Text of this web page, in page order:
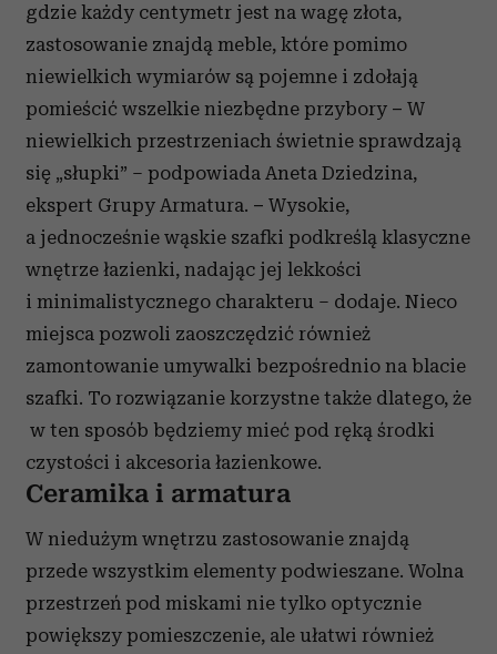
gdzie każdy centymetr jest na wagę złota,
zastosowanie znajdą meble, które pomimo
niewielkich wymiarów są pojemne i zdołają
pomieścić wszelkie niezbędne przybory – W
niewielkich przestrzeniach świetnie sprawdzają
się „słupki” – podpowiada Aneta Dziedzina,
ekspert Grupy Armatura. – Wysokie,
a jednocześnie wąskie szafki podkreślą klasyczne
wnętrze łazienki, nadając jej lekkości
i minimalistycznego charakteru – dodaje. Nieco
miejsca pozwoli zaoszczędzić również
zamontowanie umywalki bezpośrednio na blacie
szafki. To rozwiązanie korzystne także dlatego, że
w ten sposób będziemy mieć pod ręką środki
czystości i akcesoria łazienkowe.
Ceramika i armatura
W niedużym wnętrzu zastosowanie znajdą
przede wszystkim elementy podwieszane. Wolna
przestrzeń pod miskami nie tylko optycznie
powiększy pomieszczenie, ale ułatwi również